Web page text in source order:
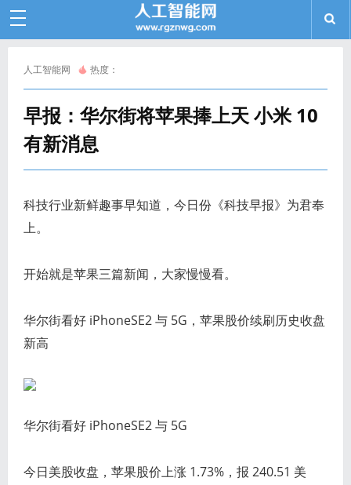
人工智能网 热度：
早报：华尔街将苹果捧上天 小米 10
有新消息
科技行业新鲜趣事早知道，今日份《科技早报》为君奉
上。
开始就是苹果三篇新闻，大家慢慢看。
华尔街看好 iPhoneSE2 与 5G，苹果股价续刷历史收盘
新高
华尔街看好 iPhoneSE2 与 5G
今日美股收盘，苹果股价上涨 1.73%，报 240.51 美